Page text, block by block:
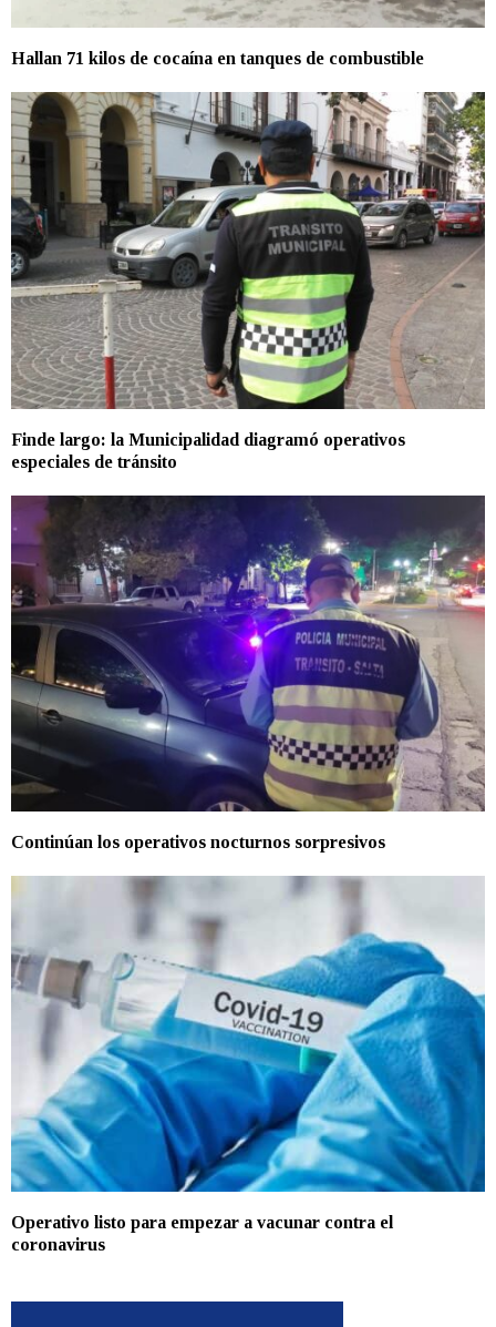
Hallan 71 kilos de cocaína en tanques de combustible
Finde largo: la Municipalidad diagramó operativos
especiales de tránsito
Continúan los operativos nocturnos sorpresivos
Operativo listo para empezar a vacunar contra el
coronavirus